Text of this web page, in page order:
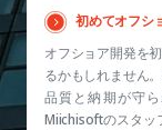
初めてオフシ
オフショア開発を
るかもしれません
品質と納期が守
Miichisoftのスタッ